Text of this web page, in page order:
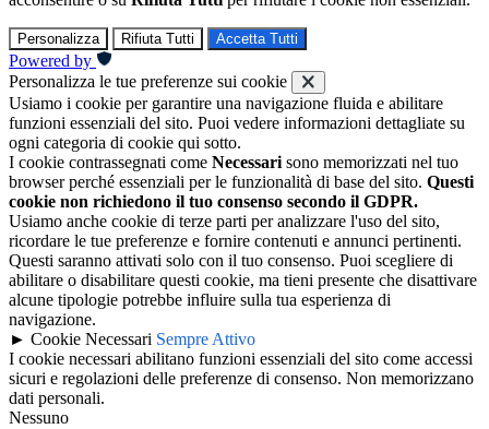
Personalizza Rifiuta Tutti Accetta Tutti
Powered by
Personalizza le tue preferenze sui cookie
Usiamo i cookie per garantire una navigazione fluida e abilitare
funzioni essenziali del sito. Puoi vedere informazioni dettagliate su
ogni categoria di cookie qui sotto.
I cookie contrassegnati come Necessari sono memorizzati nel tuo
browser perché essenziali per le funzionalità di base del sito. Questi
cookie non richiedono il tuo consenso secondo il GDPR.
Usiamo anche cookie di terze parti per analizzare l'uso del sito,
ricordare le tue preferenze e fornire contenuti e annunci pertinenti.
Questi saranno attivati solo con il tuo consenso. Puoi scegliere di
abilitare o disabilitare questi cookie, ma tieni presente che disattivare
alcune tipologie potrebbe influire sulla tua esperienza di
navigazione.
► Cookie Necessari Sempre Attivo
I cookie necessari abilitano funzioni essenziali del sito come accessi
sicuri e regolazioni delle preferenze di consenso. Non memorizzano
dati personali.
Nessuno